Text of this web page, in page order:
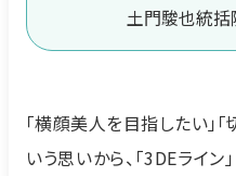
土門駿也統括
「横顔美人を目指したい」
いう思いから、「3DEライ